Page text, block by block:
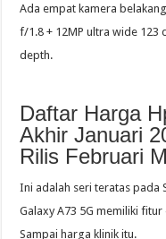
Ada empat kamera
f/1.8 + 12MP ultra wide 123
depth.
Daftar Harga
Akhir Januari
Rilis Februari
Ini adalah seri teratas pada
Galaxy A73 5G memiliki
Sampai harga klinik itu.